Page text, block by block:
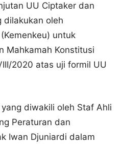
UU Ciptaker dan
dilakukan oleh
untuk
Mahkamah Konstitusi
2020 atas uji formil UU
diwakili oleh Staf Ahli
Peraturan dan
Iwan Djuniardi dalam